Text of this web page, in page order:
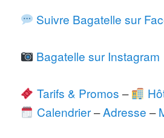
Suivre Bagatelle sur
Bagatelle sur Instagram
Tarifs & Promos –
Calendrier–Adresse –